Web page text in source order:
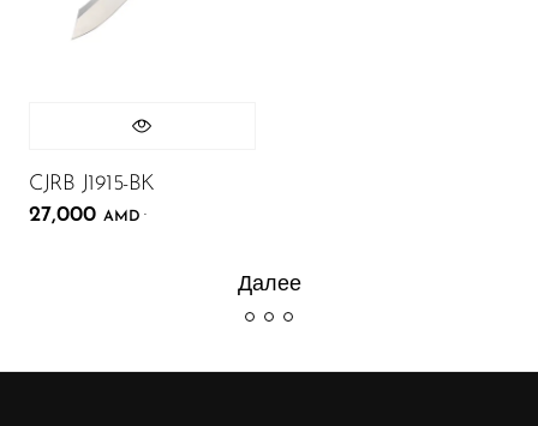
CJRB J1915-BK
27,000 AMD .
Далее